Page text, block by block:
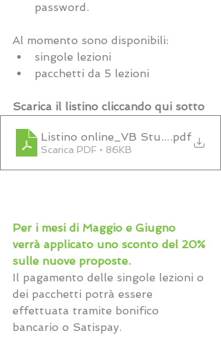
password.
Al momento sono disponibili:
singole lezioni
pacchetti da 5 lezioni
Scarica il listino cliccando qui sotto
Listino online_VB .pdf
Scarica PDF • 86KB
Per i mesi di Maggio e Giugno
verrà applicato uno sconto del 20%
sulle nuove proposte.
Il pagamento delle singole lezioni o
dei pacchetti potrà essere
effettuata tramite bonifico
bancario o Satispay.